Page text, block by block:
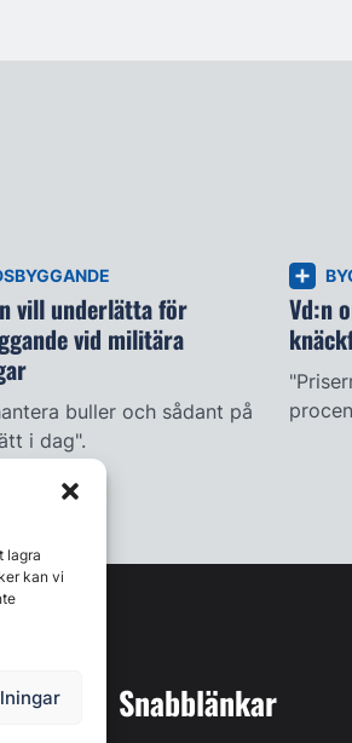
lagra
kan vi
vill underlätta för
vid militära
buller och sådant på
i dag".
Vd:n
Snabblänkar